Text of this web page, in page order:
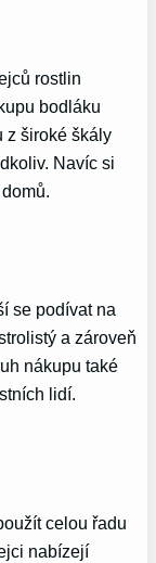
rostlin
bodláku
z široké škály
Navíc si
se podívat na
a zároveň
nákupu také
lidí.
celou řadu
nabízejí